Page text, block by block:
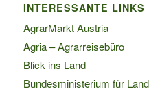
INTERESSANTE LINKS
AgrarMarkt Austria
Agria – Agrarreisebüro
Blick ins Land
Bundesministerium für